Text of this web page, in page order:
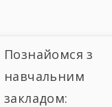
Познайомся з
навчальним
закладом: